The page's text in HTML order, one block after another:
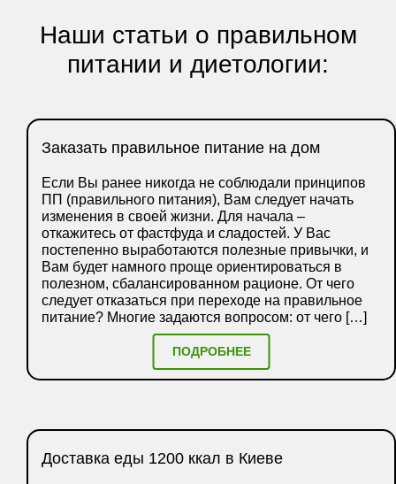
Наши статьи о правильном
питании и диетологии:
Заказать правильное питание на дом
Если Вы ранее никогда не соблюдали принципов
ПП (правильного питания), Вам следует начать
изменения в своей жизни. Для начала –
откажитесь от фастфуда и сладостей. У Вас
постепенно выработаются полезные привычки, и
Вам будет намного проще ориентироваться в
полезном, сбалансированном рационе. От чего
следует отказаться при переходе на правильное
питание? Многие задаются вопросом: от чего […]
ПОДРОБНЕЕ
Доставка еды 1200 ккал в Киеве